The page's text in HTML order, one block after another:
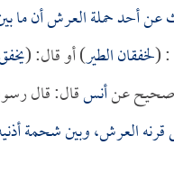
أحد حملة العرش أن ما
: (لخفقان الطير) أو قال: (
صحيح عنأنسقال: قال
العرش، وبين شحمة